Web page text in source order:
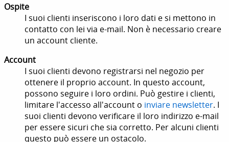
Ospite
I suoi clienti inseriscono i loro dati e si mettono in
contatto con lei via e-mail. Non è necessario creare
un account cliente.
Account
I suoi clienti devono registrarsi nel negozio per
ottenere il proprio account. In questo account,
possono seguire i loro ordini. Può gestire i clienti,
limitare l'accesso all'account o inviare newsletter. I
suoi clienti devono verificare il loro indirizzo e-mail
per essere sicuri che sia corretto. Per alcuni clienti
questo può essere un ostacolo.